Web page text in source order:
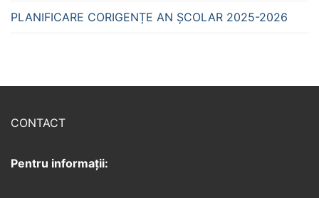
PLANIFICARE CORIGENȚE AN ȘCOLAR 2025-2026
CONTACT
Pentru informații: